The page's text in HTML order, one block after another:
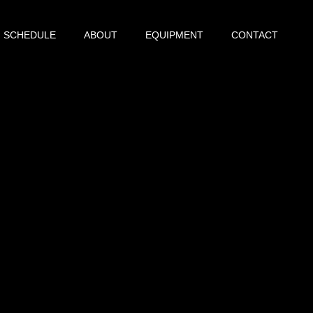
SCHEDULE ABOUT EQUIPMENT CONTACT